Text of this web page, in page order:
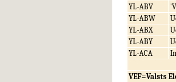
YL-ABV
YL-ABW
YL-ABX
YL-ABY
YL-ACA
VEF=Valsts